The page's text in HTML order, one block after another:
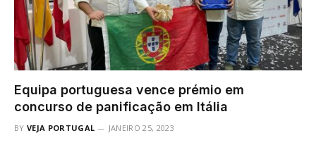
Equipa portuguesa vence prémio em
concurso de panificação em Itália
BY VEJA PORTUGAL JANEIRO 25, 2023